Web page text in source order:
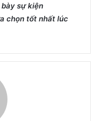
sự kiện
chọn tốt nhất lúc